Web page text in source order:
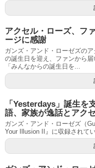
アクセル・ローズ、フ
ージに感謝
ガンズ・アンド・ローゼズの
の誕生日を迎え、ファンから
「みんなからの誕生日を...
「Yesterdays」誕生を
語、家族が逸話とアク
ガンズ・アンド・ローゼズ（
Your Illusion II』に収録されて